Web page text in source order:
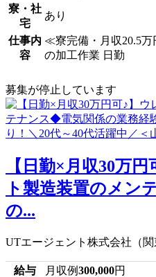
寮・社
宅
あり
仕事内
容
≪寮完備・月収20.5
の加工作業 日勤
募集が停止しています
【日勤×月収30万
ト製造装置のメン
の...
UTエージェント株式会社（関
給与 月収例300,000円